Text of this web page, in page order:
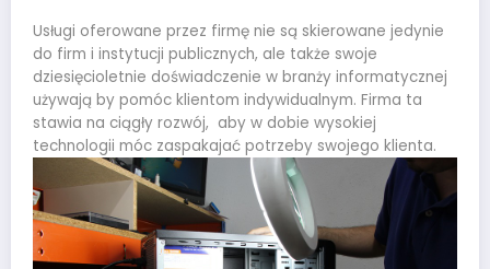
Usługi oferowane przez firmę nie są skierowane jedynie
do firm i instytucji publicznych, ale także swoje
dziesięcioletnie doświadczenie w branży informatycznej
używają by pomóc klientom indywidualnym. Firma ta
stawia na ciągły rozwój, aby w dobie wysokiej
technologii móc zaspakajać potrzeby swojego klienta.